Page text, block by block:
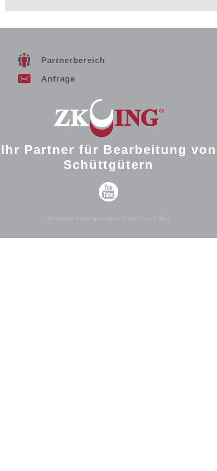
Partnerbereich
Anfrage
Ihr Partner für Bearbeitung von
Schüttgütern
Webdesign and programing by Flash-I-Net © 2017